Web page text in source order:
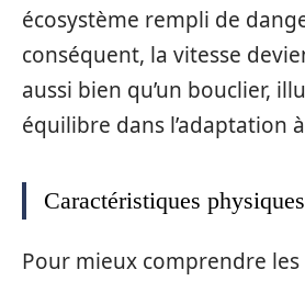
écosystème rempli de
conséquent, la vitesse
aussi bien qu’un bouclier,
équilibre dans l’adaptation
Caractéristiques
Pour mieux comprendre